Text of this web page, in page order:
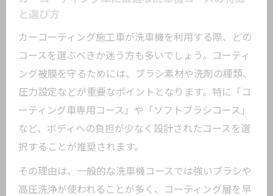
と選び方
カーコーティング施工車が洗車機を利用する際、どの
コースを選ぶべきか迷う方も多いでしょう。コーティ
ング被膜を守るためには、ブラシ素材や洗剤の種類、
圧力設定などが重要なポイントとなります。特に「コ
ーティング車専用コース」や「ソフトブラシコース」
など、ボディへの負担が少なく設計されたコースを選
択することが推奨されます。
その理由は、一般的な洗車機コースでは強いブラシや
高圧洗浄が使われることが多く、コーティング層を早